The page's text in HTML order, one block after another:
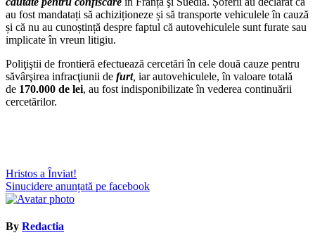
au fost mandatați să achiziționeze și să transporte vehiculele în cauză
și că nu au cunoștință despre faptul că autovehiculele sunt furate sau
implicate în vreun litigiu.
Poliţiştii de frontieră efectuează cercetări în cele două cauze pentru
săvârşirea infracţiunii de furt, iar autovehiculele, în valoare totală
de 170.000 de lei, au fost indisponibilizate în vederea continuării
cercetărilor.
Navigare
în
Hristos a Înviat!
Sinucidere anunțată pe facebook
By Redactia